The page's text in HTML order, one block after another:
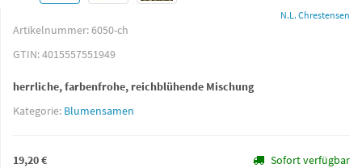
N.L. Chrestensen
Artikelnummer:6050-ch
GTIN:4015557551949
herrliche, farbenfrohe, reichblühende Mischung
Kategorie: Blumensamen
19,20 €
Sofort verfügbar